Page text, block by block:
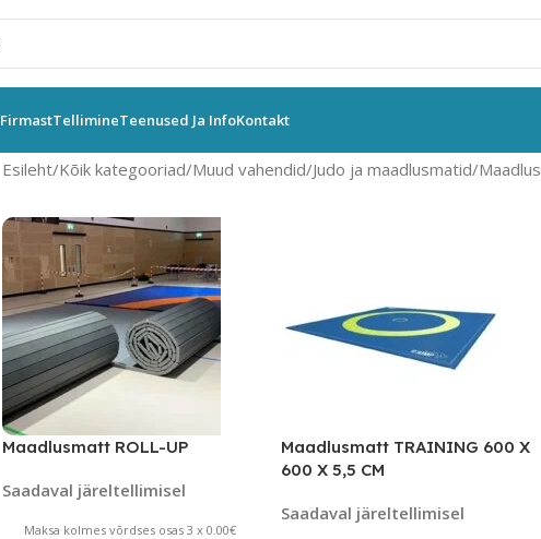
FirmastTellimineTeenused Ja InfoKontakt
Esileht Kõik kategooriad Muud vahendid Judo ja maadlusmatid Maadlus
Maadlusmatt ROLL-UP
Saadaval järeltellimisel
Maksa kolmes võrdses osas 3 x 0.00€
Maadlusmatt TRAINING 600 X
600 X 5,5 CM
Saadaval järeltellimisel